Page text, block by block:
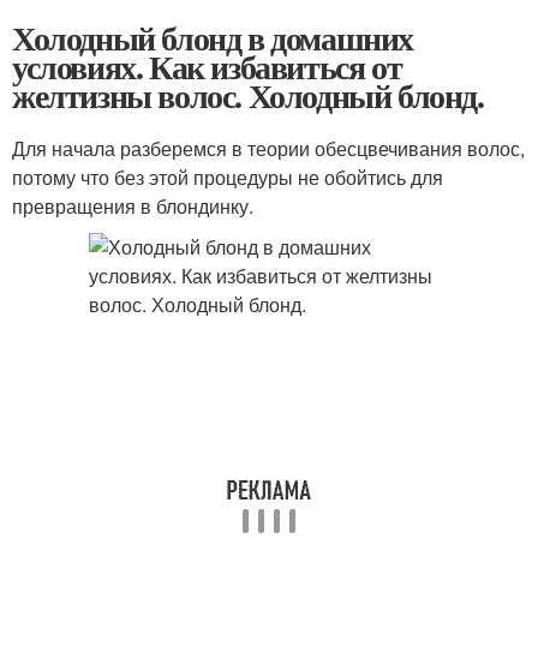
Холодный блонд в домашних
условиях. Как избавиться от
желтизны волос. Холодный блонд.
Для начала разберемся в теории обесцвечивания волос,
потому что без этой процедуры не обойтись для
превращения в блондинку.